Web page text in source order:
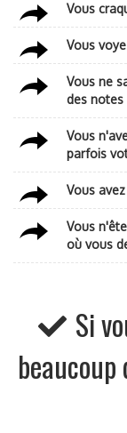
Vous
Vous
Vous ne
des notes
Vous
parfois
Vous
Vous
où vous
Si